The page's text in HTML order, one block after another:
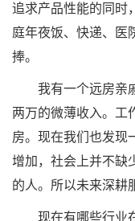
追求产品性能的同时
庭年夜饭、快递、医
捧。
我有一个远房亲戚
两万的微薄收入。工
房。现在我们也发现
增加，社会上并不缺
的人。所以未来深耕
现在有哪些行业在